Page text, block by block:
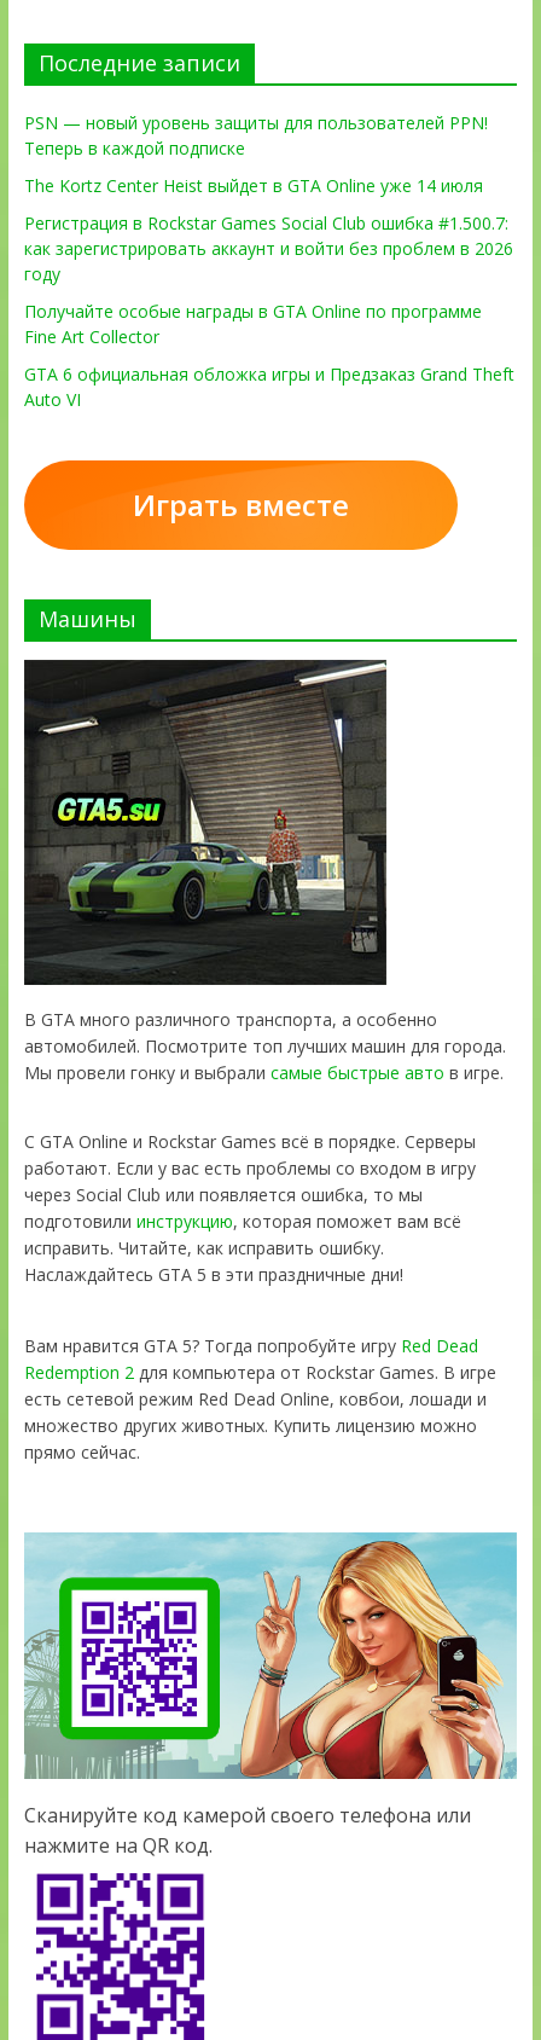
Последние записи
PSN — новый уровень защиты для пользователей PPN!
Теперь в каждой подписке
The Kortz Center Heist выйдет в GTA Online уже 14 июля
Регистрация в Rockstar Games Social Club ошибка #1.500.7:
как зарегистрировать аккаунт и войти без проблем в 2026
году
Получайте особые награды в GTA Online по программе
Fine Art Collector
GTA 6 официальная обложка игры и Предзаказ Grand Theft
Auto VI
Играть вместе
Машины
В GTA много различного транспорта, а особенно
автомобилей. Посмотрите топ лучших машин для города.
Мы провели гонку и выбрали самые быстрые авто в игре.
С GTA Online и Rockstar Games всё в порядке. Серверы
работают. Если у вас есть проблемы со входом в игру
через Social Club или появляется ошибка, то мы
подготовили инструкцию, которая поможет вам всё
исправить. Читайте, как исправить ошибку.
Наслаждайтесь GTA 5 в эти праздничные дни!
Вам нравится GTA 5? Тогда попробуйте игру Red Dead
Redemption 2для компьютера от Rockstar Games. В игре
есть сетевой режим Red Dead Online, ковбои, лошади и
множество других животных. Купить лицензию можно
прямо сейчас.
Сканируйте код камерой своего телефона или
нажмите на QR код.